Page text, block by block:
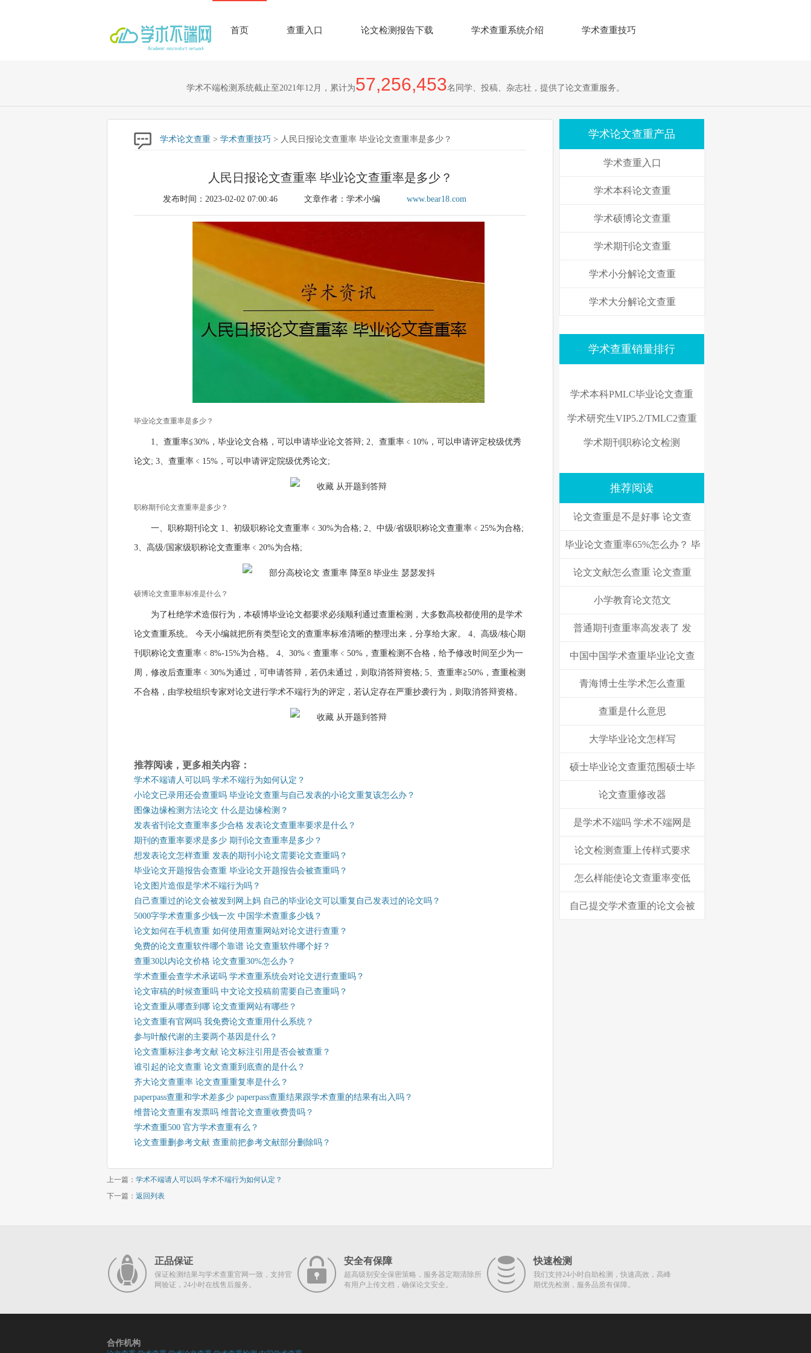
首页 查重入口 论文检测报告下载 学术查重系统介绍 学术查重技巧
学术不端检测系统截止至2021年12月，累计为57,256,453名同学、投稿、杂志社，提供了论文查重服务。
学术论文查重 > 学术查重技巧 > 人民日报论文查重率 毕业论文查重率是多少？
人民日报论文查重率 毕业论文查重率是多少？
发布时间：2023-02-02 07:00:46 文章作者：学术小编 www.bear18.com
毕业论文查重率是多少？
1、查重率≦30%，毕业论文合格，可以申请毕业论文答辩; 2、查重率﹤10%，可以申请评定校级优秀
论文; 3、查重率﹤15%，可以申请评定院级优秀论文;
职称期刊论文查重率是多少？
一、职称期刊论文 1、初级职称论文查重率﹤30%为合格; 2、中级/省级职称论文查重率﹤25%为合格;
3、高级/国家级职称论文查重率﹤20%为合格;
硕博论文查重率标准是什么？
为了杜绝学术造假行为，本硕博毕业论文都要求必须顺利通过查重检测，大多数高校都使用的是学术
论文查重系统。 今天小编就把所有类型论文的查重率标准清晰的整理出来，分享给大家。 4、高级/核心期
刊职称论文查重率﹤8%-15%为合格。 4、30%﹤查重率﹤50%，查重检测不合格，给予修改时间至少为一
周，修改后查重率﹤30%为通过，可申请答辩，若仍未通过，则取消答辩资格; 5、查重率≧50%，查重检测
不合格，由学校组织专家对论文进行学术不端行为的评定，若认定存在严重抄袭行为，则取消答辩资格。
推荐阅读，更多相关内容：
学术不端请人可以吗 学术不端行为如何认定？
小论文已录用还会查重吗 毕业论文查重与自己发表的小论文重复该怎么办？
图像边缘检测方法论文 什么是边缘检测？
发表省刊论文查重率多少合格 发表论文查重率要求是什么？
期刊的查重率要求是多少 期刊论文查重率是多少？
想发表论文怎样查重 发表的期刊小论文需要论文查重吗？
毕业论文开题报告会查重 毕业论文开题报告会被查重吗？
论文图片造假是学术不端行为吗？
自己查重过的论文会被发到网上妈 自己的毕业论文可以重复自己发表过的论文吗？
5000字学术查重多少钱一次 中国学术查重多少钱？
论文如何在手机查重 如何使用查重网站对论文进行查重？
免费的论文查重软件哪个靠谱 论文查重软件哪个好？
查重30以内论文价格 论文查重30%怎么办？
学术查重会查学术承诺吗 学术查重系统会对论文进行查重吗？
论文审稿的时候查重吗 中文论文投稿前需要自己查重吗？
论文查重从哪查到哪 论文查重网站有哪些？
论文查重有官网吗 我免费论文查重用什么系统？
参与叶酸代谢的主要两个基因是什么？
论文查重标注参考文献 论文标注引用是否会被查重？
谁引起的论文查重 论文查重到底查的是什么？
齐大论文查重率 论文查重重复率是什么？
paperpass查重和学术差多少 paperpass查重结果跟学术查重的结果有出入吗？
维普论文查重有发票吗 维普论文查重收费贵吗？
学术查重500 官方学术查重有么？
论文查重删参考文献 查重前把参考文献部分删除吗？
上一篇： 学术不端请人可以吗 学术不端行为如何认定？
下一篇： 返回列表
学术论文查重产品
学术查重入口
学术本科论文查重
学术硕博论文查重
学术期刊论文查重
学术小分解论文查重
学术大分解论文查重
学术查重销量排行
学术本科PMLC毕业论文查重
学术研究生VIP5.2/TMLC2查重
学术期刊职称论文检测
推荐阅读
论文查重是不是好事 论文查
毕业论文查重率65%怎么办？ 毕
论文文献怎么查重 论文查重
小学教育论文范文
普通期刊查重率高发表了 发
中国中国学术查重毕业论文查
青海博士生学术怎么查重
查重是什么意思
大学毕业论文怎样写
硕士毕业论文查重范围硕士毕
论文查重修改器
是学术不端吗 学术不端网是
论文检测查重上传样式要求
怎么样能使论文查重率变低
自己提交学术查重的论文会被
正品保证
保证检测结果与学术查重官网一致，支持官
网验证，24小时在线售后服务。
安全有保障
超高级别安全保密策略，服务器定期清除所
有用户上传文档，确保论文安全。
快速检测
我们支持24小时自助检测，快速高效，高峰
期优先检测，服务品质有保障。
合作机构